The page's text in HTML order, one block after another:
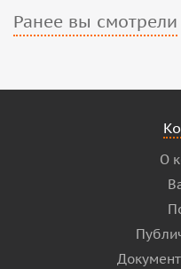
Ранее вы смотрели
О